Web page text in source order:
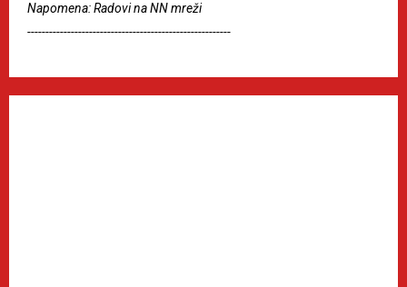
Napomena: Radovi na NN mreži
--------------------------------------------------------